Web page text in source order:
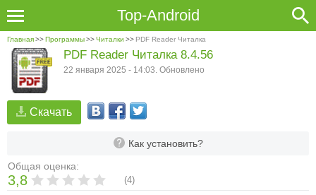
Top-Android
Главная>>Программы>>Читалки >> PDF Reader Читалка
Скачать
Как установить?
Общая оценка:
3,8 (4)
PDF Reader Читалка 8.4.56
22 января 2025 - 14:03. Обновлено